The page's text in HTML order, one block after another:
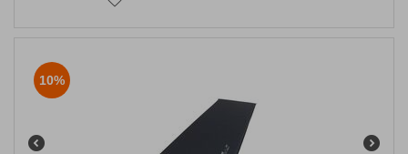
10%